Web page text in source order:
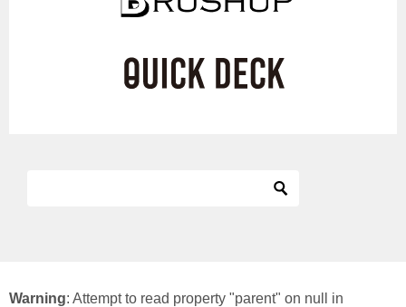
Warning: Attempt to read property "parent" on null in